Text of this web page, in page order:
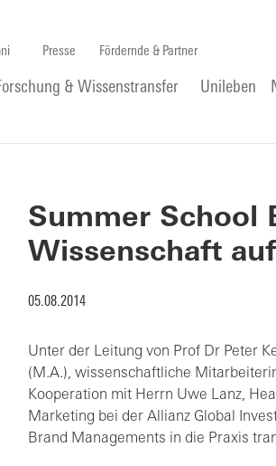
Presse Fördernde & Partner
& Wissenstransfer Unileben
Summer School
Wissenschaft
05.08.2014
Unter der Leitung von Prof Dr Peter
(M.A.), wissenschaftliche
Kooperation mit Herrn Uwe Lanz,
Marketing bei der Allianz Global
Brand Managements in die Praxis